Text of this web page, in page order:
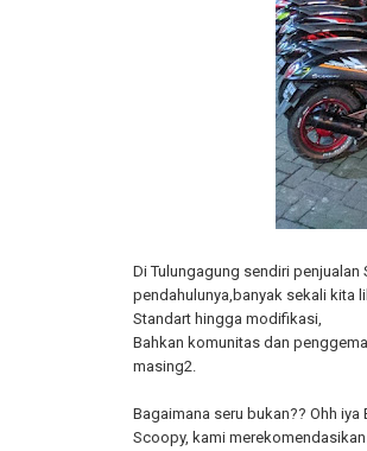
Di Tulungagung sendiri
pendahulunya,banyak sekali kita
Standart hingga modifikasi,
Bahkan komunitas dan
masing2.
Bagaimana seru bukan?? Ohh
Scoopy, kami